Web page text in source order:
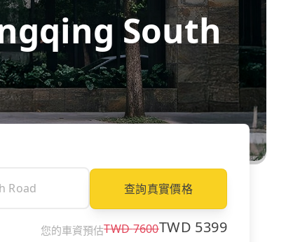
South
查詢真實價格
您的車資預估TWD7600TWD 5399